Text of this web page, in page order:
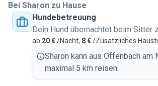
Eine stundenweise sowie Betreuung z.B.
Wochenende wären möglich.
Da sich der Main in der Nähe meiner
können auch Spaziergänge super
Bei Sharon zu Hause
Hundebetreuung
Dein Hund übernachtet beim Sitter
ab 20 €/Nacht, 8 €/Zusätzliches
Sharon kann aus Offenbach am
maximal 5 km reisen.